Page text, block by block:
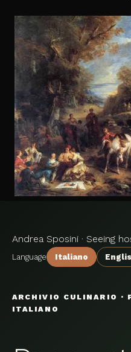
Andrea Sposini · Seeing
Language Italiano
ARCHIVIO CULINARIO ·
ITALIANO